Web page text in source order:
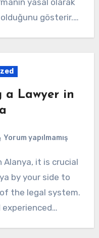
yasal olarak
gösterir.…
a Lawyer in
Yorum yapılmamış
by your side to
the legal system.
experienced…